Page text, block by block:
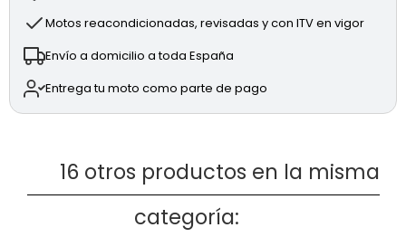
* ENVÍO DISPONIBLE
* Moto ubicada en Ducati Aragón
Motos reacondicionadas, revisadas y con ITV en vigor
Envío a domicilio a toda España
Entrega tu moto como parte de pago
16 otros productos en la misma
categoría: